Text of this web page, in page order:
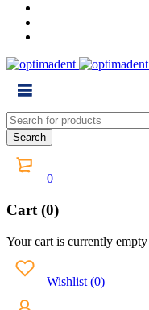
0
Cart (0)
Your cart is currently empty
Wishlist (0)